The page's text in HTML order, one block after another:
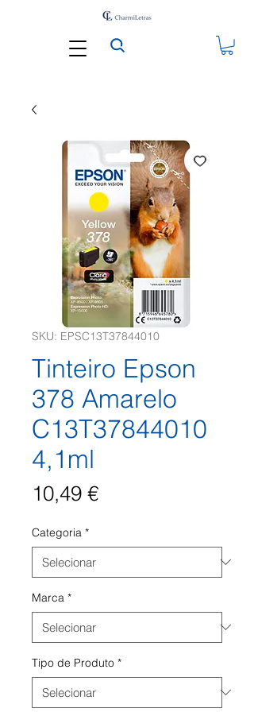
SKU: EPSC13T37844010
Tinteiro Epson
378 Amarelo
C13T37844010
4,1ml
10,49 €Preço
Categoria *
Marca *
Tipo de Produto *